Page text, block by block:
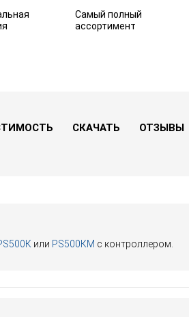
Самый полный
ассортимент
СКАЧАТЬ ОТЗЫВЫ
или PS500КM с контроллером.